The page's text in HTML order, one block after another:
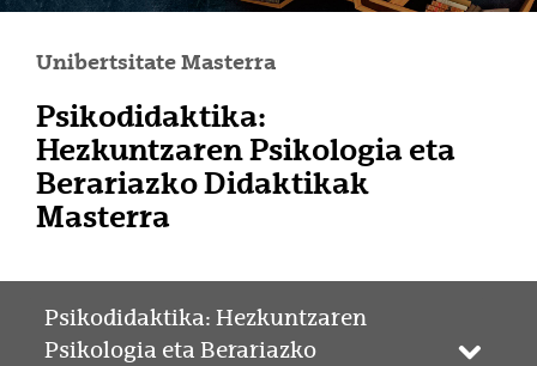
Unibertsitate Masterra
Psikodidaktika:
Hezkuntzaren Psikologia eta
Berariazko Didaktikak
Masterra
Psikodidaktika: Hezkuntzaren
Psikologia eta Berariazko